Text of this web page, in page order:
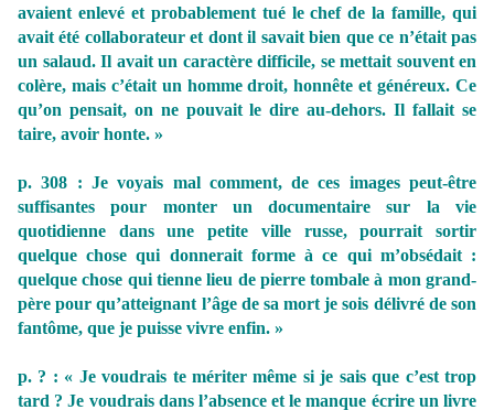
avaient enlevé et probablement tué le chef de la famille, qui
avait été collaborateur et dont il savait bien que ce n’était pas
un salaud. Il avait un caractère difficile, se mettait souvent en
colère, mais c’était un homme droit, honnête et généreux. Ce
qu’on pensait, on ne pouvait le dire au-dehors. Il fallait se
taire, avoir honte. »
p. 308 : Je voyais mal comment, de ces images peut-être
suffisantes pour monter un documentaire sur la vie
quotidienne dans une petite ville russe, pourrait sortir
quelque chose qui donnerait forme à ce qui m’obsédait :
quelque chose qui tienne lieu de pierre tombale à mon grand-
père pour qu’atteignant l’âge de sa mort je sois délivré de son
fantôme, que je puisse vivre enfin. »
p. ? : « Je voudrais te mériter même si je sais que c’est trop
tard ? Je voudrais dans l’absence et le manque écrire un livre